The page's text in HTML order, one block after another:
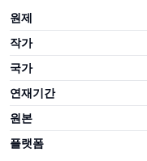
원제
작가
국가
연재기간
원본
플랫폼